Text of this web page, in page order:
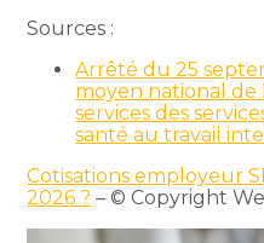
Sources :
Arrêté du 25
moyen national de
services des
santé au travail
Cotisations employeur
2026 ? – © Copyright